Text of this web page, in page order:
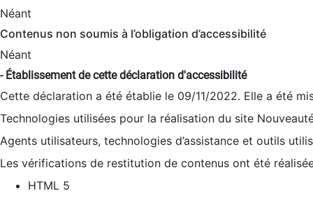
Néant
Contenus non soumis à l’obligation d’accessibilité
Néant
- Établissement de cette déclaration d'accessibilité
Cette déclaration a été établie le 09/11/2022. Elle a été
Technologies utilisées pour la réalisation du site
Agents utilisateurs, technologies d’assistance et outils
Les vérifications de restitution de contenus ont été
HTML 5